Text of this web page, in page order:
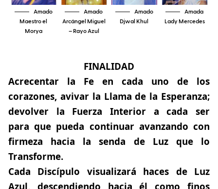
Amado
Maestro el
Morya
Amado
Arcángel Miguel
– Rayo Azul
Amado
Djwal Khul
Amada
Lady Mercedes
FINALIDAD
Acrecentar la Fe en cada uno de los
corazones, avivar la Llama de la Esperanza;
devolver la Fuerza Interior a cada ser
para que pueda continuar avanzando con
firmeza hacia la senda de Luz que lo
Transforme.
Cada Discípulo visualizará haces de Luz